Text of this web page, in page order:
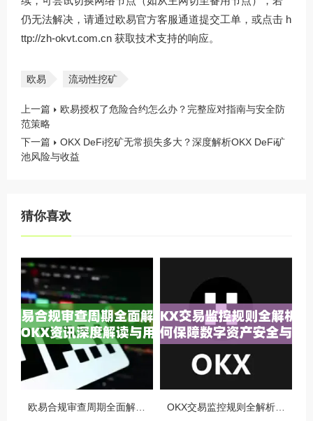
仍无法解决，请通过欧易官方客服通道提交工单，或点击 h
ttp://zh-okvt.com.cn 获取技术支持的响应。
欧易 流动性挖矿
上一篇
欧易授权了危险合约怎么办？完整应对指南与安全防
范策略
下一篇
OKX DeFi挖矿无常损失多大？深度解析OKX DeFi矿
池风险与收益
猜你喜欢